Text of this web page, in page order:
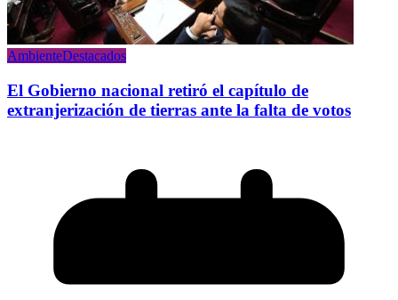
AmbienteDestacados
El Gobierno nacional retiró el capítulo de
extranjerización de tierras ante la falta de votos